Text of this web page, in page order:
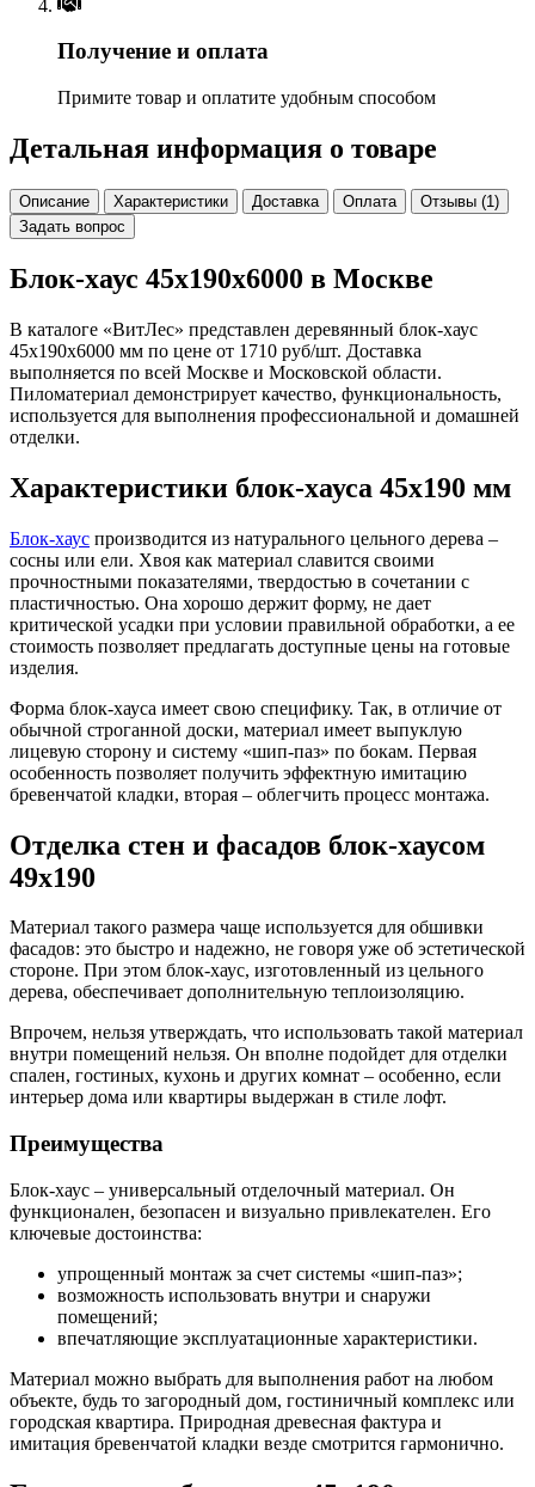
Получение и оплата
Примите товар и оплатите удобным способом
Детальная информация о товаре
Описание Характеристики Доставка Оплата
Отзывы (1)
Задать вопрос
Блок-хаус 45х190х6000 в Москве
В каталоге «ВитЛес» представлен деревянный блок-хаус
45х190х6000 мм по цене от 1710 руб/шт. Доставка
выполняется по всей Москве и Московской области.
Пиломатериал демонстрирует качество, функциональность,
используется для выполнения профессиональной и домашней
отделки.
Характеристики блок-хауса 45х190 мм
Блок-хаус производится из натурального цельного дерева –
сосны или ели. Хвоя как материал славится своими
прочностными показателями, твердостью в сочетании с
пластичностью. Она хорошо держит форму, не дает
критической усадки при условии правильной обработки, а ее
стоимость позволяет предлагать доступные цены на готовые
изделия.
Форма блок-хауса имеет свою специфику. Так, в отличие от
обычной строганной доски, материал имеет выпуклую
лицевую сторону и систему «шип-паз» по бокам. Первая
особенность позволяет получить эффектную имитацию
бревенчатой кладки, вторая – облегчить процесс монтажа.
Отделка стен и фасадов блок-хаусом
49х190
Материал такого размера чаще используется для обшивки
фасадов: это быстро и надежно, не говоря уже об эстетической
стороне. При этом блок-хаус, изготовленный из цельного
дерева, обеспечивает дополнительную теплоизоляцию.
Впрочем, нельзя утверждать, что использовать такой материал
внутри помещений нельзя. Он вполне подойдет для отделки
спален, гостиных, кухонь и других комнат – особенно, если
интерьер дома или квартиры выдержан в стиле лофт.
Преимущества
Блок-хаус – универсальный отделочный материал. Он
функционален, безопасен и визуально привлекателен. Его
ключевые достоинства:
упрощенный монтаж за счет системы «шип-паз»;
возможность использовать внутри и снаружи
помещений;
впечатляющие эксплуатационные характеристики.
Материал можно выбрать для выполнения работ на любом
объекте, будь то загородный дом, гостиничный комплекс или
городская квартира. Природная древесная фактура и
имитация бревенчатой кладки везде смотрится гармонично.